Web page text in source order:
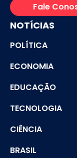
Fale
NOTÍCIAS
POLÍTICA
ECONOMIA
EDUCAÇÃO
TECNOLOGIA
CIÊNCIA
BRASIL